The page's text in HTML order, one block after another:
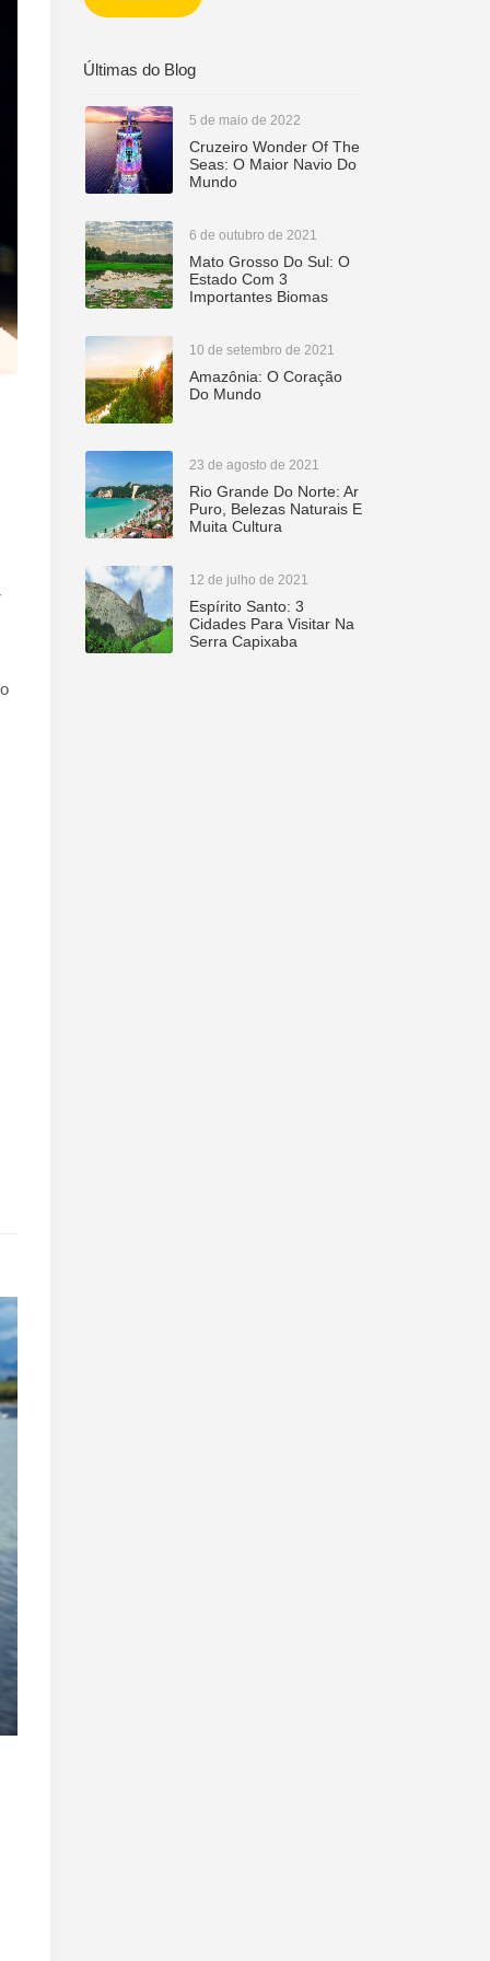
Últimas do Blog
5 de maio de 2022
Cruzeiro Wonder Of The
Seas: O Maior Navio Do
Mundo
6 de outubro de 2021
Mato Grosso Do Sul: O
Estado Com 3
Importantes Biomas
10 de setembro de 2021
Amazônia: O Coração
Do Mundo
23 de agosto de 2021
Rio Grande Do Norte: Ar
Puro, Belezas Naturais E
Muita Cultura
12 de julho de 2021
Espírito Santo: 3
Cidades Para Visitar Na
Serra Capixaba